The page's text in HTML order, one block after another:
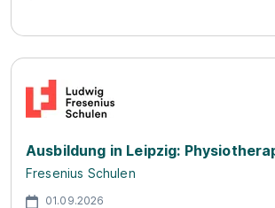
Ausbildung in Leipzig:
Fresenius Schulen
01.09.2026